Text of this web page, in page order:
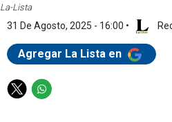
La-Lista
31 De Agosto, 2025 - 16:00 •
Agregar La Lista en
T
W